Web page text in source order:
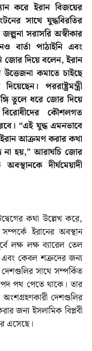
করে ইরান বিজয়ের
সাথে যুদ্ধবিরতির
সরাসরি অস্বীকার
পাঠাইনি এবং
জোর দিয়ে বলেন, ইরান
কমাতে চাইছে
পররাষ্ট্রমন্ত্রী
তুলে ধরে জোর দিয়ে
কৌশলগত
“এই যুদ্ধ এমনভাবে
আক্রমণ করার কথা
না হয়,” আরাঘচি জোর
দীর্ঘমেয়াদী
কথা উল্লেখ করে,
ইরানের অবস্থান
লক্ষ লক্ষ ব্যারেল তেল
এবং কেবল শত্রুদের জন্য
সাথে সম্পর্কিত
পথ পেতে থাকে। তার
দেশগুলির
জন্য ইসলামিক বিপ্লবী
এসেছে।